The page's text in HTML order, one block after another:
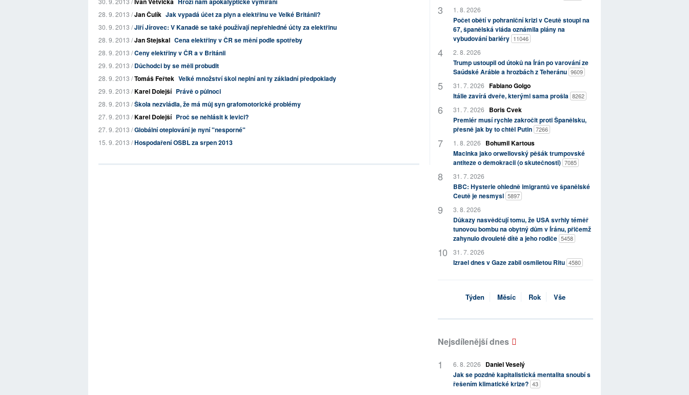
28. 9. 2013 /Jan Čulík Jak vypadá účet za plyn a elektřinu ve Velké Británii?
30. 9. 2013 /Jiří Jírovec: V Kanadě se také používají nepřehledné účty za elektřinu
28. 9. 2013 /Jan Stejskal Cena elektřiny v ČR se mění podle spotřeby
28. 9. 2013 /Ceny elektřiny v ČR a v Británii
29. 9. 2013 /Důchodci by se měli probudit
28. 9. 2013 /Tomáš Feřtek Velké množství škol neplní ani ty základní předpoklady
29. 9. 2013 /Karel Dolejší Právě o půlnoci
28. 9. 2013 /Škola nezvládla, že má můj syn grafomotorické problémy
27. 9. 2013 /Karel Dolejší Proč se nehlásit k levici?
27. 9. 2013 /Globální oteplování je nyní "nesporné"
15. 9. 2013 /Hospodaření OSBL za srpen 2013
1. 8. 2026
Počet obětí v pohraniční krizi v Ceutě stoupl na
67, španělská vláda oznámila plány na
vybudování bariéry 11046
2. 8. 2026
Trump ustoupil od útoků na Írán po varování ze
Saúdské Arábie a hrozbách z Teheránu 9609
31. 7. 2026 Fabiano Golgo
Itálie zavírá dveře, kterými sama prošla 8262
31. 7. 2026
Boris Cvek
Premiér musí rychle zakročit proti Španělsku,
přesně jak by to chtěl Putin 7266
1. 8. 2026
Bohumil Kartous
Macinka jako orwellovský pěšák trumpovské
antiteze o demokracii (o skutečnosti) 7085
31. 7. 2026
BBC: Hysterie ohledně imigrantů ve španělské
Ceutě je nesmysl 5897
3. 8. 2026
Důkazy nasvědčují tomu, že USA svrhly téměř
tunovou bombu na obytný dům v Íránu, přičemž
zahynulo dvouleté dítě a jeho rodiče 5458
31. 7. 2026
Izrael dnes v Gaze zabil osmiletou Ritu 4580
Týden Měsíc Rok Vše
Nejsdílenější dnes
6. 8. 2026
Daniel Veselý
Jak se pozdně kapitalistická mentalita snoubí s
řešením klimatické krize? 43